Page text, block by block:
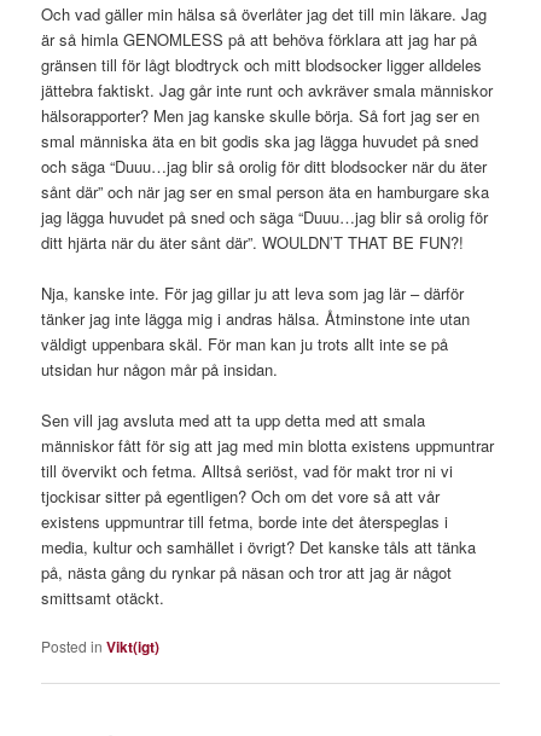
Och vad gäller min hälsa så överlåter jag det till min läkare. Jag
är så himla GENOMLESS på att behöva förklara att jag har på
gränsen till för lågt blodtryck och mitt blodsocker ligger alldeles
jättebra faktiskt. Jag går inte runt och avkräver smala människor
hälsorapporter? Men jag kanske skulle börja. Så fort jag ser en
smal människa äta en bit godis ska jag lägga huvudet på sned
och säga “Duuu…jag blir så orolig för ditt blodsocker när du äter
sånt där” och när jag ser en smal person äta en hamburgare ska
jag lägga huvudet på sned och säga “Duuu…jag blir så orolig för
ditt hjärta när du äter sånt där”. WOULDN’T THAT BE FUN?!
Nja, kanske inte. För jag gillar ju att leva som jag lär – därför
tänker jag inte lägga mig i andras hälsa. Åtminstone inte utan
väldigt uppenbara skäl. För man kan ju trots allt inte se på
utsidan hur någon mår på insidan.
Sen vill jag avsluta med att ta upp detta med att smala
människor fått för sig att jag med min blotta existens uppmuntrar
till övervikt och fetma. Alltså seriöst, vad för makt tror ni vi
tjockisar sitter på egentligen? Och om det vore så att vår
existens uppmuntrar till fetma, borde inte det återspeglas i
media, kultur och samhället i övrigt? Det kanske tåls att tänka
på, nästa gång du rynkar på näsan och tror att jag är något
smittsamt otäckt.
Posted in Vikt(igt)